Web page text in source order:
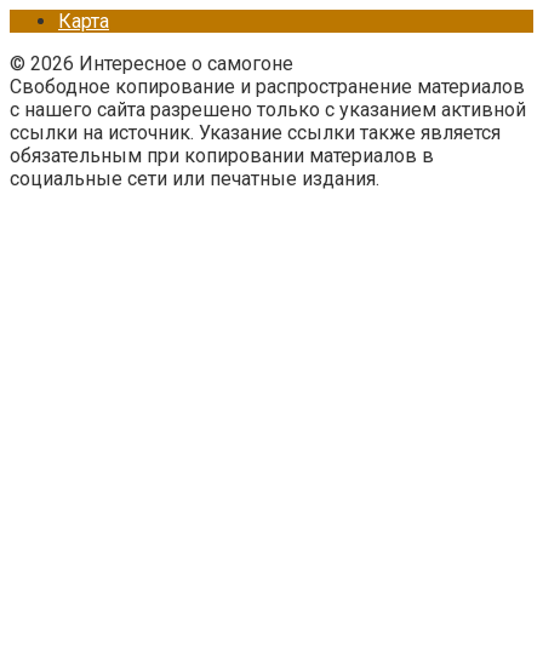
Карта
© 2026 Интересное о самогоне
Свободное копирование и распространение материалов
с нашего сайта разрешено только с указанием активной
ссылки на источник. Указание ссылки также является
обязательным при копировании материалов в
социальные сети или печатные издания.